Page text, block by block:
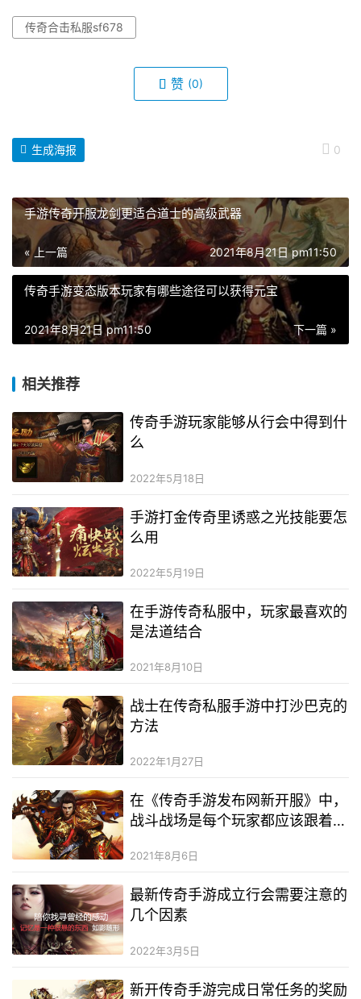
传奇合击私服sf678
赞 (0)
0
生成海报
手游传奇开服龙剑更适合道士的高级武器
« 上一篇 2021年8月21日 pm11:50
传奇手游变态版本玩家有哪些途径可以获得元宝
下一篇 »
2021年8月21日 pm11:50
相关推荐
传奇手游玩家能够从行会中得到什
么
2022年5月18日
手游打金传奇里诱惑之光技能要怎
么用
2022年5月19日
在手游传奇私服中，玩家最喜欢的
是法道结合
2021年8月10日
战士在传奇私服手游中打沙巴克的
方法
2022年1月27日
在《传奇手游发布网新开服》中，
战斗战场是每个玩家都应该跟着大
2021年8月6日
最新传奇手游成立行会需要注意的
几个因素
2022年3月5日
新开传奇手游完成日常任务的奖励